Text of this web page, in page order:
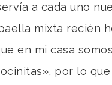
a cada uno
mixta recién
en mi casa somos
por lo que